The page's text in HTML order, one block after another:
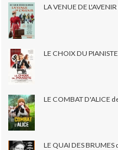
LA VENUE DE
LE CHOIX DU
LE COMBAT D'ALICE
LE QUAI DES